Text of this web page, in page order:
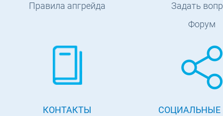
Правила апгрейда
Задать
Форум
КОНТАКТЫ СОЦИАЛЬНЫЕ